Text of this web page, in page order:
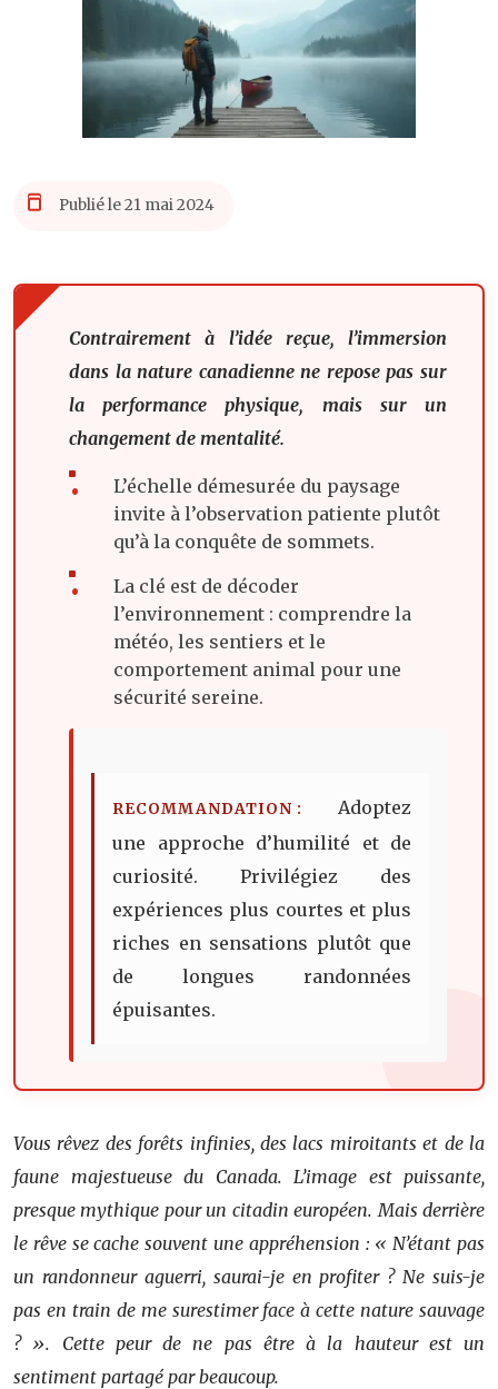
Publié le 21 mai 2024
Contrairement à l’idée reçue, l’immersion
dans la nature canadienne ne repose pas sur
la performance physique, mais sur un
changement de mentalité.
L’échelle démesurée du paysage
invite à l’observation patiente plutôt
qu’à la conquête de sommets.
La clé est de décoder
l’environnement : comprendre la
météo, les sentiers et le
comportement animal pour une
sécurité sereine.
RECOMMANDATION :
Adoptez
une approche d’humilité et de
curiosité. Privilégiez des
expériences plus courtes et plus
riches en sensations plutôt que
de longues randonnées
épuisantes.
Vous rêvez des forêts infinies, des lacs miroitants et de la
faune majestueuse du Canada. L’image est puissante,
presque mythique pour un citadin européen. Mais derrière
le rêve se cache souvent une appréhension : « N’étant pas
un randonneur aguerri, saurai-je en profiter ? Ne suis-je
pas en train de me surestimer face à cette nature sauvage
? ». Cette peur de ne pas être à la hauteur est un
sentiment partagé par beaucoup.